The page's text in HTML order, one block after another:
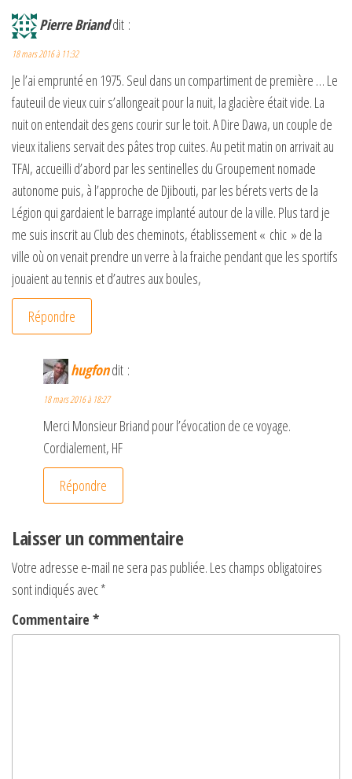
Pierre Brianddit :
18 mars 2016 à 11:32
Je l’ai emprunté en 1975. Seul dans un compartiment de première … Le
fauteuil de vieux cuir s’allongeait pour la nuit, la glacière était vide. La
nuit on entendait des gens courir sur le toit. A Dire Dawa, un couple de
vieux italiens servait des pâtes trop cuites. Au petit matin on arrivait au
TFAI, accueilli d’abord par les sentinelles du Groupement nomade
autonome puis, à l’approche de Djibouti, par les bérets verts de la
Légion qui gardaient le barrage implanté autour de la ville. Plus tard je
me suis inscrit au Club des cheminots, établissement « chic » de la
ville où on venait prendre un verre à la fraiche pendant que les sportifs
jouaient au tennis et d’autres aux boules,
Répondre
hugfondit :
18 mars 2016 à 18:27
Merci Monsieur Briand pour l’évocation de ce voyage.
Cordialement, HF
Répondre
Laisser un commentaire
Votre adresse e-mail ne sera pas publiée. Les champs obligatoires
sont indiqués avec*
Commentaire *